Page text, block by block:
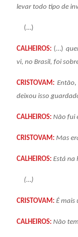
levar todo tipo de
(…)
CALHEIROS: (…)
vi, no Brasil, foi
CRISTOVAM:
deixou isso
CALHEIROS: Não fui
CRISTOVAM: Mas
CALHEIROS: Está na
(…)
CRISTOVAM: É mais
CALHEIROS: Não